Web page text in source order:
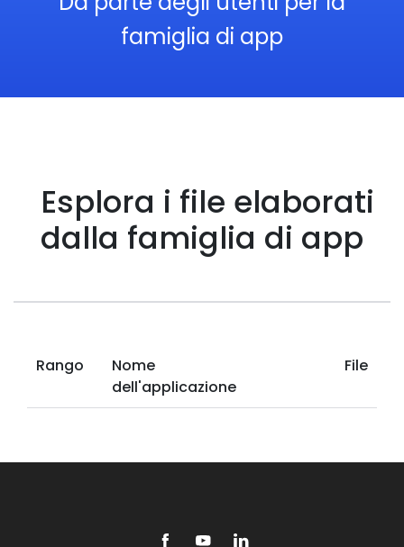
famiglia di app
Esplora i file elaborati
dalla famiglia di app
Rango
Nome
dell'applicazione
File